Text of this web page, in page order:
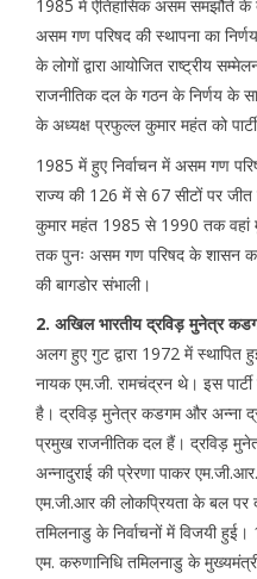
1985 में ऐतिहासिक असम समझौते
असम गण परिषद की स्थापना का
के लोगों द्वारा आयोजित राष्ट्रीय
राजनीतिक दल के गठन के निर्णय के
के अध्यक्ष प्रफुल्ल कुमार महंत को
1985 में हुए निर्वाचन में असम गण
राज्य की 126 में से 67 सीटों पर
कुमार महंत 1985 से 1990 तक वहां
तक पुनः असम गण परिषद के शासन
की बागडोर संभाली।
2. अखिल भारतीय द्रविड़ मुनेत्र
अलग हुए गुट द्वारा 1972 में
नायक एम.जी. रामचंद्रन थे। इस
है। द्रविड़ मुनेत्र कडगम और अन्ना
प्रमुख राजनीतिक दल हैं। द्रविड़
अन्नादुराई की प्रेरणा पाकर
एम.जी.आर की लोकप्रियता के बल पर
तमिलनाडु के निर्वाचनों में विजयी
एम. करुणानिधि तमिलनाडु के